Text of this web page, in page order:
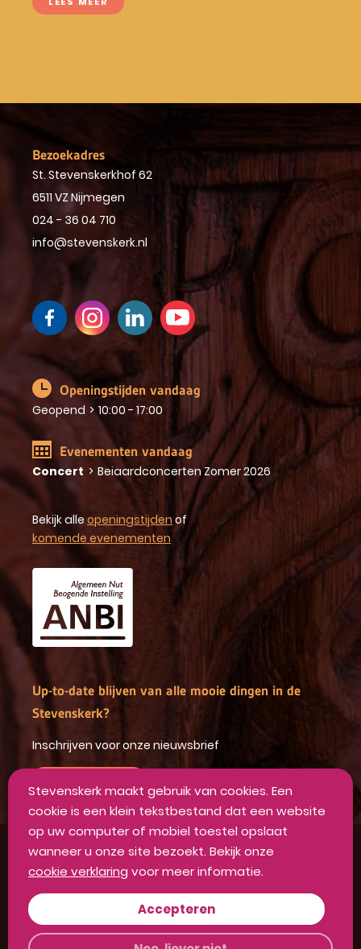
Bezoekadres
St. Stevenskerkhof 62
6511 VZ Nijmegen
024 - 36 04 710
info@stevenskerk.nl
Openingstijden vandaag
Geopend > 10:00 - 17:00
Evenementen vandaag
Concert > Beiaardconcerten Zomer 2026
Bekijk alle openingstijden of
komende evenementen
Up-to-date blijven van alle mooie dingen in de
Stevenskerk?
Inschrijven voor onze nieuwsbrief
Algemene voorwaarden
Privacyverklaring
Disclaimer
Colofon
Stevenskerk maakt gebruik van cookies. Een
cookie is een klein tekstbestand dat een website
op uw computer of mobiel toestel opslaat
wanneer u onze site bezoekt. Bekijk onze
cookie verklaring voor meer informatie.
Accepteren